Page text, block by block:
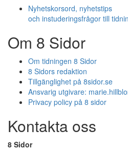
Nyhetskorsord, nyhetstips
och instuderingsfrågor till
Om 8 Sidor
Om tidningen 8 Sidor
8 Sidors redaktion
Tillgänglighet på 8sidor.se
Ansvarig utgivare:
Privacy policy på 8 sidor
Kontakta oss
8 Sidor